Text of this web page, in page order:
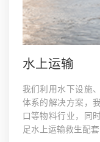
水上运输
我们利用水下设施
体系的解决方案，
口等物料行业，同
足水上运输救生配套